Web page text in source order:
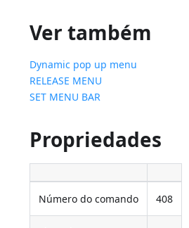
Ver também
Dynamic pop up menu
RELEASE MENU
SET MENU BAR
Propriedades
Número do comando 408